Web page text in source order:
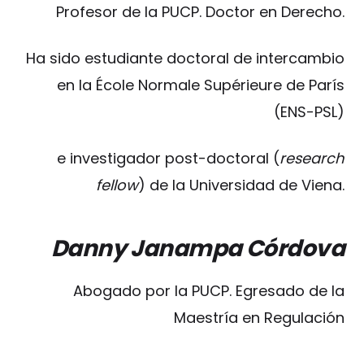
Profesor de la PUCP. Doctor en Derecho.
Ha sido estudiante doctoral de intercambio
en la École Normale Supérieure de París
(ENS-PSL)
e investigador post-doctoral (research
fellow) de la Universidad de Viena.
Danny Janampa Córdova
Abogado por la PUCP. Egresado de la
Maestría en Regulación